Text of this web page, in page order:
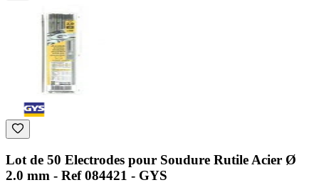
Lot de 50 Electrodes pour Soudure Rutile Acier Ø
2.0 mm - Ref 084421 - GYS